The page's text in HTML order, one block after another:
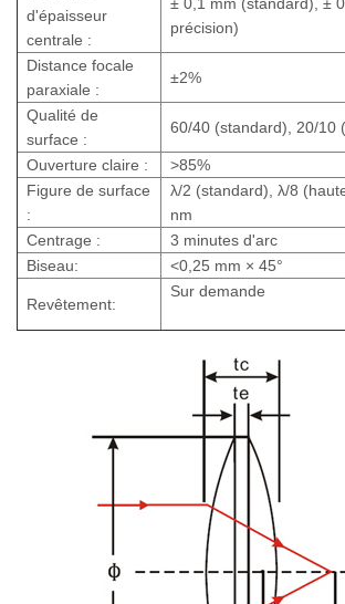
d'épaisseur
centrale :
précision)
Distance focale
paraxiale :
±2%
Qualité de
surface :
60/40 (standard), 20/10
Ouverture claire :
>85%
Figure de surface
:
λ/2 (standard), λ/8
nm
Centrage :
3 minutes d'arc
Biseau:
<0,25 mm × 45°
Revêtement:
Sur demande